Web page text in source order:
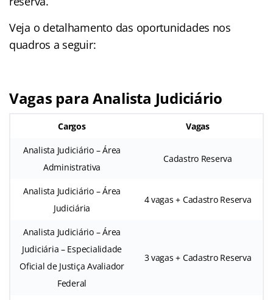
Veja o detalhamento das oportunidades nos
quadros a seguir:
Vagas para Analista Judiciário
Cargos Vagas
Analista Judiciário – Área
Administrativa
Cadastro Reserva
Analista Judiciário – Área
Judiciária
4 vagas + Cadastro Reserva
Analista Judiciário – Área
Judiciária – Especialidade
Oficial de Justiça Avaliador
Federal
3 vagas + Cadastro Reserva